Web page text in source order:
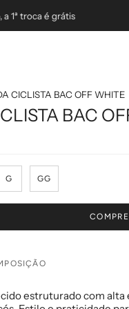
1ª troca é grátis
CICLISTA BAC OFF WHITE
BAC
G GG
estruturado com alta